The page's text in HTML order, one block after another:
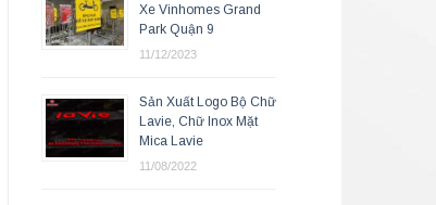
Xe Vinhomes Grand
Park Quận 9
11/12/2023
Sản Xuất Logo Bộ Chữ
Lavie, Chữ Inox Mặt
Mica Lavie
11/08/2022